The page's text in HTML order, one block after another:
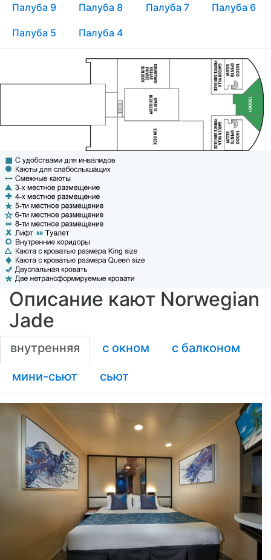
Палуба 9 Палуба 8 Палуба 7 Палуба 6
Палуба 5 Палуба 4
Описание кают Norwegian
Jade
внутренняя с окном
с балконом
мини-сьют
сьют